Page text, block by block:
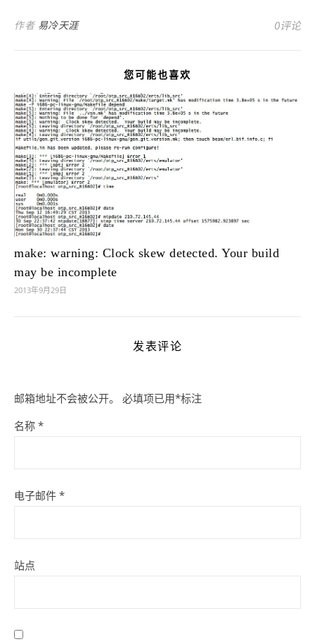
作者 易冷天涯 0评论
您可能也喜欢
make: warning: Clock skew detected. Your build
may be incomplete
2013年9月29日
发表评论
邮箱地址不会被公开。 必填项已用*标注
名称 *
电子邮件 *
站点